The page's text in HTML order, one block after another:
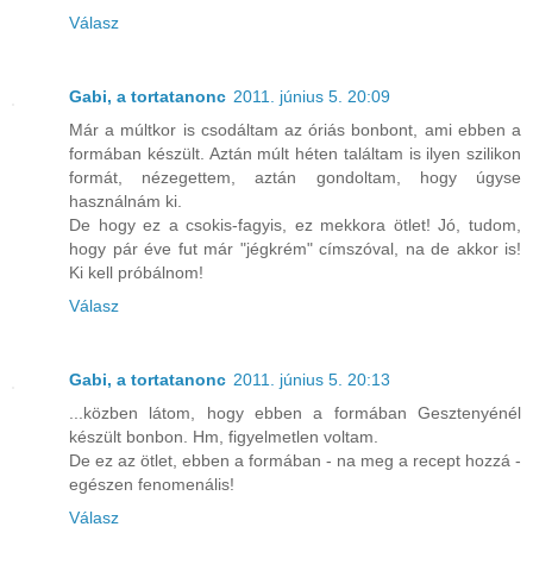
Válasz
Gabi, a tortatanonc 2011. június 5. 20:09
Már a múltkor is csodáltam az óriás bonbont, ami ebben a
formában készült. Aztán múlt héten találtam is ilyen szilikon
formát, nézegettem, aztán gondoltam, hogy úgyse
használnám ki.
De hogy ez a csokis-fagyis, ez mekkora ötlet! Jó, tudom,
hogy pár éve fut már "jégkrém" címszóval, na de akkor is!
Ki kell próbálnom!
Válasz
Gabi, a tortatanonc 2011. június 5. 20:13
...közben látom, hogy ebben a formában Gesztenyénél
készült bonbon. Hm, figyelmetlen voltam.
De ez az ötlet, ebben a formában - na meg a recept hozzá -
egészen fenomenális!
Válasz